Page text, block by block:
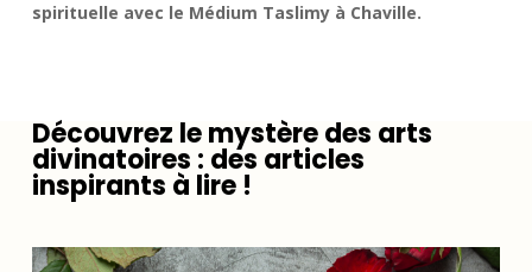
spirituelle avec le Médium Taslimy à Chaville.
Découvrez le mystère des arts
divinatoires : des articles
inspirants à lire !